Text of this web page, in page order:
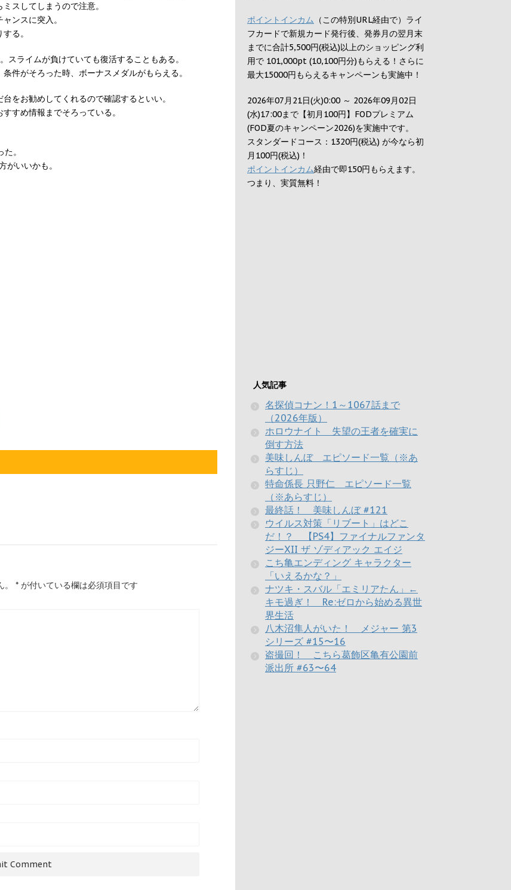
スしてしまうので注意。
ンスに突入。
る。
ライムが負けていても復活することもある。
件がそろった時、ボーナスメダルがもらえる。
をお勧めしてくれるので確認するといい。
すめ情報までそろっている。
。
がいいかも。
* が付いている欄は必須項目です
ポイントインカム （この特別URL経由で）ライ
フカードで新規カード発行後、発券月の翌月末
までに合計5,500円(税込)以上のショッピング利
用で 101,000pt (10,100円分)もらえる！さらに
最大15000円もらえるキャンペーンも実施中！
2026年07月21日(火)0:00 ～ 2026年09月02日
(水)17:00まで【初月100円】FODプレミアム
(FOD夏のキャンペーン2026)を実施中です。
スタンダードコース：1320円(税込) が今なら初
月100円(税込)！
ポイントインカム経由で即150円もらえます。
つまり、実質無料！
人気記事
名探偵コナン！1～1067話まで
（2026年版）
ホロウナイト 失望の王者を確実に
倒す方法
美味しんぼ エピソード一覧（※あ
らすじ）
特命係長 只野仁 エピソード一覧
（※あらすじ）
最終話！ 美味しんぼ #121
ウイルス対策「リブート」はどこ
だ！？ 【PS4】ファイナルファンタ
ジーXII ザ ゾディアック エイジ
こち亀エンディング キャラクター
「いえるかな？」
ナツキ・スバル「エミリアたん」←
キモ過ぎ！ Re:ゼロから始める異世
界生活
八木沼隼人がいた！ メジャー 第3
シリーズ #15〜16
盗撮回！ こちら葛飾区亀有公園前
派出所 #63〜64